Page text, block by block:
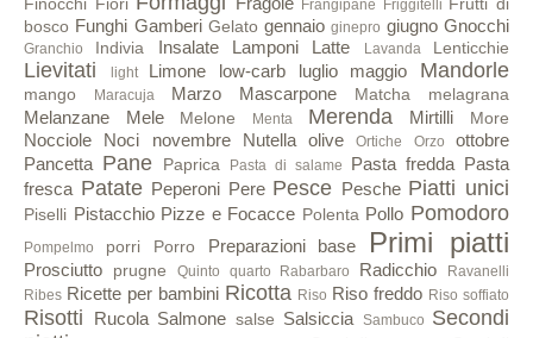
Finocchi Fiori Frangipane Friggitelli Frutti di
bosco Funghi Gamberi Gelato gennaio ginepro giugno Gnocchi
Granchio Indivia Insalate Lamponi Latte Lavanda Lenticchie
Lievitati light Limone low-carb luglio maggio Mandorle
mango Maracuja Marzo Mascarpone Matcha melagrana
Melanzane Mele Melone Menta Merenda Mirtilli More
Nocciole Noci novembre Nutella olive Ortiche Orzo
ottobre
Pancetta Pane Paprica Pasta di salame Pasta fredda Pasta
fresca Patate Peperoni Pere Pesce Pesche Piatti unici
Piselli Pistacchio Pizze e Focacce Polenta Pollo Pomodoro
Pompelmo porri Porro Preparazioni base Primi piatti
Prosciutto prugne Quinto quarto Rabarbaro Radicchio
Ravanelli
Ribes Ricette per bambini Ricotta Riso Riso freddo Riso soffiato
Risotti Rucola Salmone salse Salsiccia Sambuco Secondi